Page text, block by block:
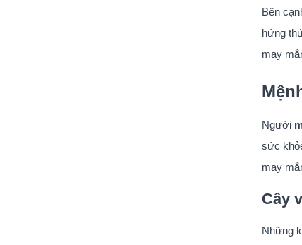
Bên
hứng
may
Người
sức
may
Cây
Những